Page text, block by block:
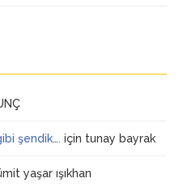
şendik…. için tunay bayrak
yaşar ışıkhan